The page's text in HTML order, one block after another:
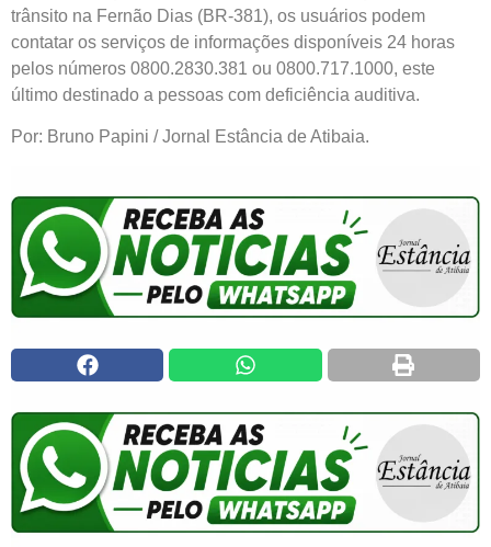
trânsito na Fernão Dias (BR-381), os usuários podem
contatar os serviços de informações disponíveis 24 horas
pelos números 0800.2830.381 ou 0800.717.1000, este
último destinado a pessoas com deficiência auditiva.
Por: Bruno Papini / Jornal Estância de Atibaia.